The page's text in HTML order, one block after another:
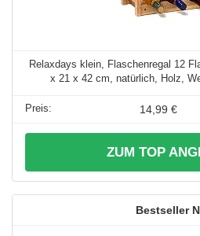
Relaxdays klein, Flaschenregal 12
x 21 x 42 cm, natürlich, Holz,
14,99 €
ZUM TOP